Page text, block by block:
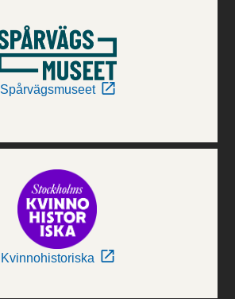
Spårvägsmuseet
Kvinnohistoriska